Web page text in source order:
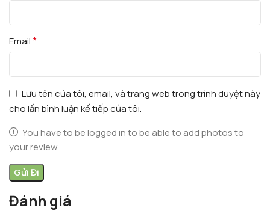
Đánh giá
Email*
Lưu tên của tôi, email, và trang web trong trình duyệt này
cho lần bình luận kế tiếp của tôi.
You have to be logged in to be able to add photos to
your review.